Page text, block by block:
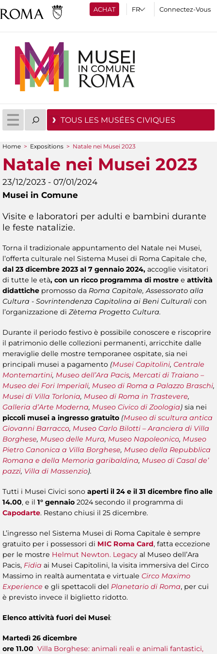
ACHAT Connectez-Vous
TOUS LES MUSÉES CIVIQUES
You are here
Home > Expositions > Natale nei Musei 2023
Natale nei Musei 2023
23/12/2023 - 07/01/2024
Musei in Comune
Visite e laboratori per adulti e bambini durante
le feste natalizie.
Torna il tradizionale appuntamento del Natale nei Musei,
l’offerta culturale nel Sistema Musei di Roma Capitale che,
dal 23 dicembre 2023 al 7 gennaio 2024, accoglie visitatori
di tutte le età, con un ricco programma di mostre e attività
didattiche promosso da Roma Capitale, Assessorato alla
Cultura - Sovrintendenza Capitolina ai Beni Culturali con
l’organizzazione di Zètema Progetto Cultura.
Durante il periodo festivo è possibile conoscere e riscoprire
il patrimonio delle collezioni permanenti, arricchite dalle
meraviglie delle mostre temporanee ospitate, sia nei
principali musei a pagamento (Musei Capitolini, Centrale
Montemartini, Museo dell’Ara Pacis, Mercati di Traiano –
Museo dei Fori Imperiali, Museo di Roma a Palazzo Braschi,
Musei di Villa Torlonia, Museo di Roma in Trastevere,
Galleria d’Arte Moderna, Museo Civico di Zoologia) sia nei
piccoli musei a ingresso gratuito (Museo di scultura antica
Giovanni Barracco, Museo Carlo Bilotti – Aranciera di Villa
Borghese, Museo delle Mura, Museo Napoleonico, Museo
Pietro Canonica a Villa Borghese, Museo della Repubblica
Romana e della Memoria garibaldina, Museo di Casal de’
pazzi, Villa di Massenzio).
Tutti i Musei Civici sono aperti il 24 e il 31 dicembre fino alle
14.00, e il 1° gennaio 2024 secondo il programma di
Capodarte. Restano chiusi il 25 dicembre.
L’ingresso nel Sistema Musei di Roma Capitale è sempre
gratuito per i possessori di MIC Roma Card, fatta eccezione
per le mostre Helmut Newton. Legacy al Museo dell’Ara
Pacis, Fidia ai Musei Capitolini, la visita immersiva del Circo
Massimo in realtà aumentata e virtuale Circo Maximo
Experience e gli spettacoli del Planetario di Roma, per cui
è previsto invece il biglietto ridotto.
Elenco attività fuori dei Musei:
Martedì 26 dicembre
ore 11.00 Villa Borghese: animali reali e animali fantastici,